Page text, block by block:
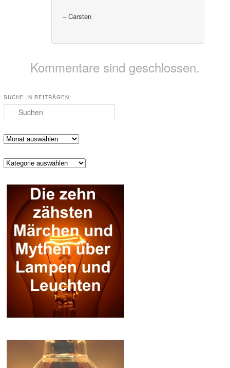
– Carsten
Kommentare sind geschlossen.
SUCHE IN BEITRÄGEN:
Suchen